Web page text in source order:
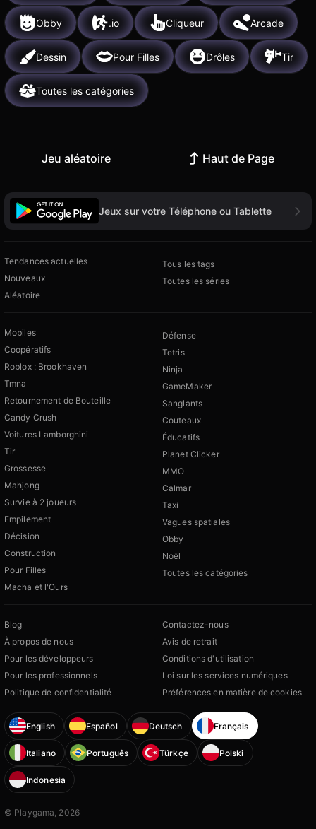
Obby .io Cliqueur Arcade
Dessin Pour Filles Drôles Tir
Toutes les catégories
Jeu aléatoire Haut de Page
Jeux sur votre Téléphone ou Tablette
Tendances actuelles
Nouveaux
Aléatoire
Tous les tags
Toutes les séries
Mobiles
Coopératifs
Roblox : Brookhaven
Tmna
Retournement de Bouteille
Candy Crush
Voitures Lamborghini
Tir
Grossesse
Mahjong
Survie à 2 joueurs
Empilement
Décision
Construction
Pour Filles
Macha et l'Ours
Défense
Tetris
Ninja
GameMaker
Sanglants
Couteaux
Éducatifs
Planet Clicker
MMO
Calmar
Taxi
Vagues spatiales
Obby
Noël
Toutes les catégories
Blog
À propos de nous
Pour les développeurs
Pour les professionnels
Politique de confidentialité
Contactez-nous
Avis de retrait
Conditions d'utilisation
Loi sur les services numériques
Préférences en matière de cookies
English Español Deutsch Français
Italiano Português Türkçe Polski
Indonesia
© Playgama, 2026